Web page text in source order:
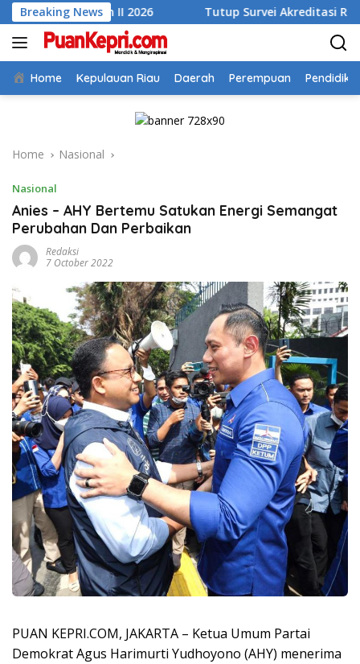
Skip
to
content
Breaking News
II 2026 Tutup Survei Akreditasi RSUD Tarempa,
Home Kepulauan Riau Daerah Perempuan
Home Nasional
Nasional
Anies – AHY Bertemu Satukan Energi Semangat
Perubahan Dan Perbaikan
Redaksi
7 October 2022
PUAN KEPRI.COM, JAKARTA – Ketua Umum Partai
Demokrat Agus Harimurti Yudhoyono (AHY) menerima